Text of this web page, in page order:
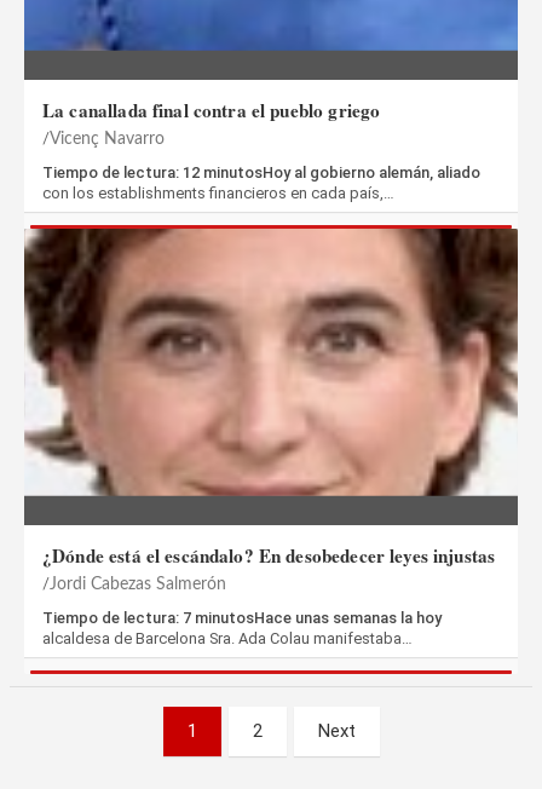
La canallada final contra el pueblo griego
Vicenç Navarro
Tiempo de lectura: 12 minutosHoy al gobierno alemán, aliado
con los establishments financieros en cada país,…
¿Dónde está el escándalo? En desobedecer leyes injustas
Jordi Cabezas Salmerón
Tiempo de lectura: 7 minutosHace unas semanas la hoy
alcaldesa de Barcelona Sra. Ada Colau manifestaba…
1 2 Next